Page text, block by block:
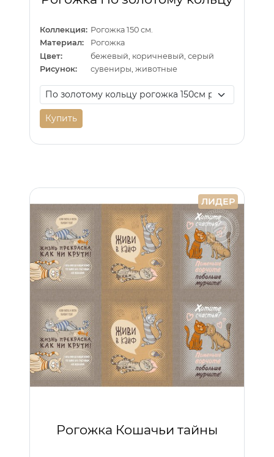
Коллекция: Рогожка 150 см.
Материал:
Рогожка
Цвет:
бежевый, коричневый, серый
Рисунок:
сувениры, животные
Купить
ЛИДЕР
Рогожка Кошачьи тайны